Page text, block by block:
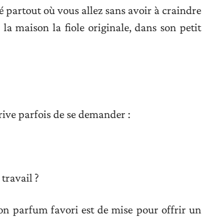
où vous allez sans avoir à craindre
maison la fiole originale, dans son petit
parfois de se demander :
?
parfum favori est de mise pour offrir un